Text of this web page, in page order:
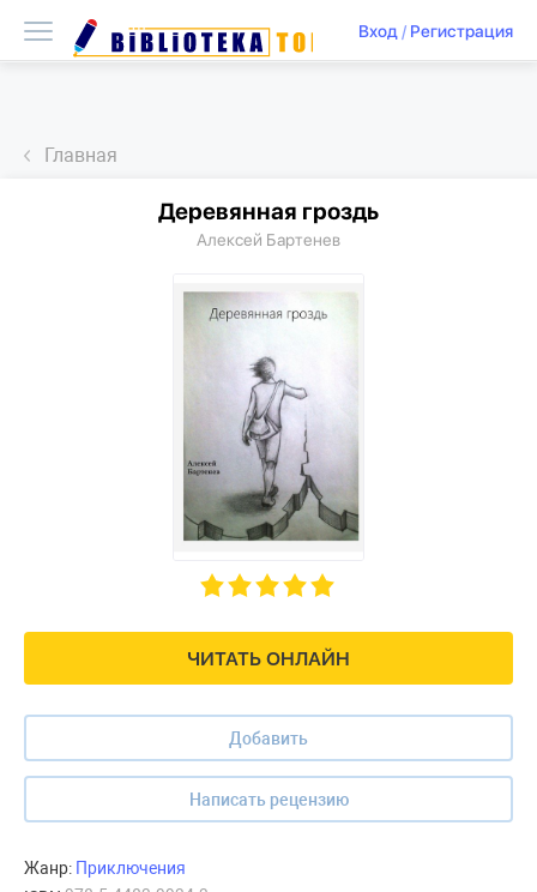
Вход/ Регистрация
Главная
ЧИТАТЬ ОНЛАЙН
Добавить
Написать рецензию
Деревянная гроздь
Алексей Бартенев
Жанр: Приключения